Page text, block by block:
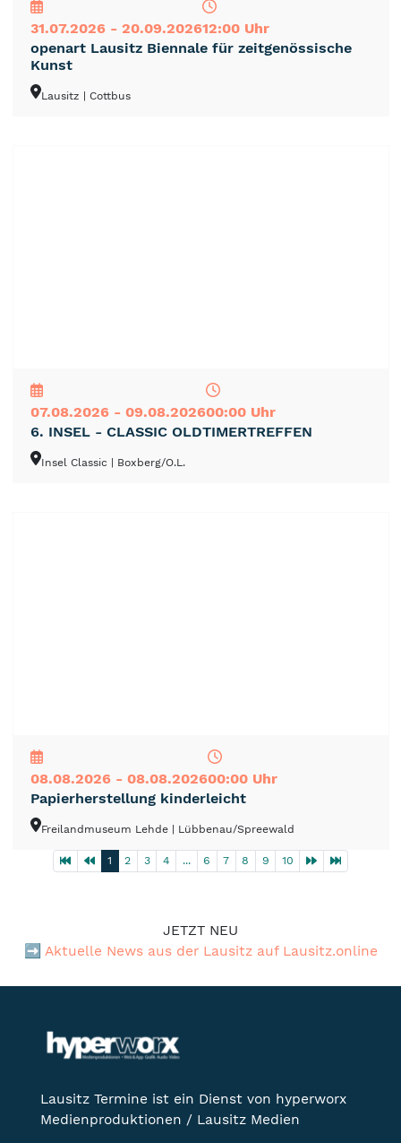
31.07.2026 - 20.09.202612:00 Uhr
openart Lausitz Biennale für zeitgenössische
Kunst
Lausitz | Cottbus
07.08.2026 - 09.08.202600:00 Uhr
6. INSEL - CLASSIC OLDTIMERTREFFEN
Insel Classic | Boxberg/O.L.
08.08.2026 - 08.08.202600:00 Uhr
Papierherstellung kinderleicht
Freilandmuseum Lehde | Lübbenau/Spreewald
1 2 3 4 ... 6 7 8 9 10
JETZT NEU
➡️ Aktuelle News aus der Lausitz auf Lausitz.online
Lausitz Termine ist ein Dienst von hyperworx
Medienproduktionen / Lausitz Medien